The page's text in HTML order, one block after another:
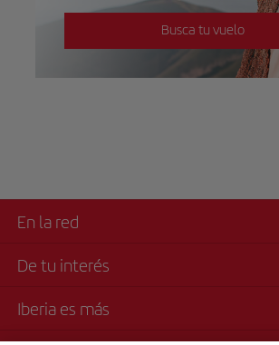
Busca tu vuelo
En la red
De tu interés
Iberia es más